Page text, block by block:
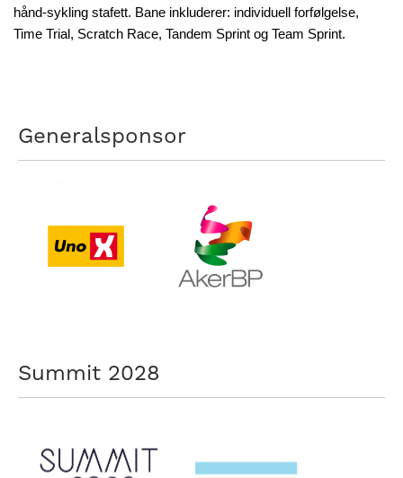
hånd-sykling stafett. Bane inkluderer: individuell forfølgelse,
Time Trial, Scratch Race, Tandem Sprint og Team Sprint.
Generalsponsor
Summit 2028